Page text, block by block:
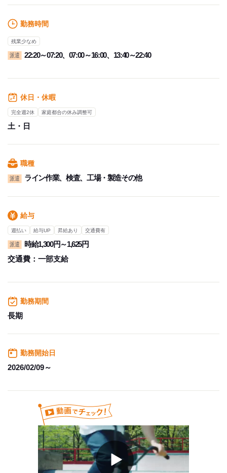
勤務時間
残業少なめ
派遣 22:20～07:20、07:00～16:00、13:40～22:40
休日・休暇
完全週2休 家庭都合の休み調整可
土・日
職種
派遣 ライン作業、検査、工場・製造その他
給与
週払い 給与UP 昇給あり 交通費有
派遣
時給1,300円～1,625円
交通費： 一部支給
勤務期間
長期
勤務開始日
2026/02/09～
Play
Video